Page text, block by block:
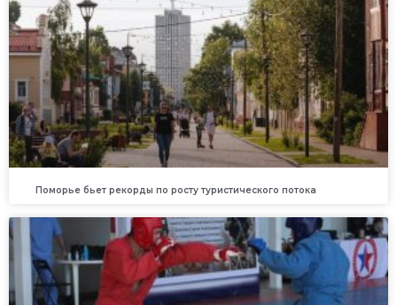
Поморье бьет рекорды по росту туристического потока